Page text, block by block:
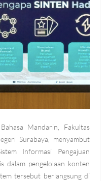
Mandarin, Fakultas
Surabaya, menyambut
Informasi Pengajuan
dalam pengelolaan konten
tersebut berlangsung di